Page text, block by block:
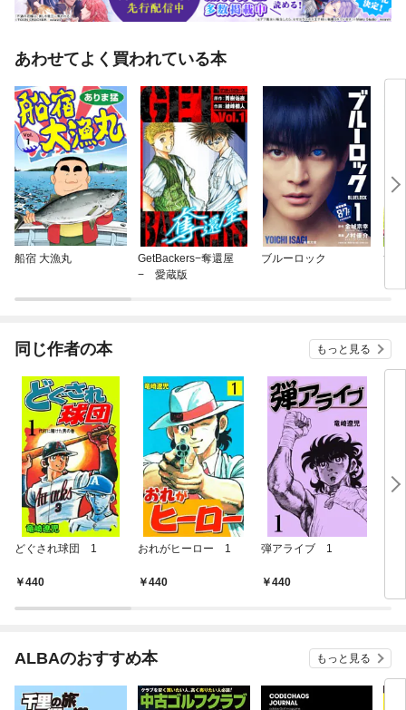
あわせてよく買われている本
船宿 大漁丸
GetBackers−奪還屋
− 愛蔵版
ブルーロック ひ
同じ作者の本 もっと見る
どぐされ球団 1
440
おれがヒーロー 1
440
弾アライブ 1
440
ALBAのおすすめ本 もっと見る